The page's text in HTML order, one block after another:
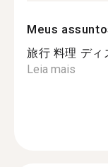
Meus
旅行 料理 ディ
Leia mais